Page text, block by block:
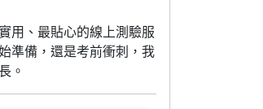
用、最貼心的線上測驗服
準備，還是考前衝刺，我
。